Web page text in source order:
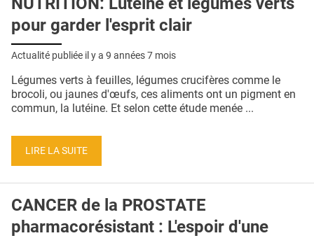
E-REVUE SAD
THÉMA
QUI SOMMES-NOUS ?
CONDITIONS GÉNÉRALES
CRÉDITS
en
pour garder l'esprit clair
Actualité publiée il y a 9 années 7 mois
Légumes verts à feuilles, légumes crucifères comme le
brocoli, ou jaunes d'œufs, ces aliments ont un pigment en
commun, la lutéine. Et selon cette étude menée ...
LIRE LA SUITE
CANCER de la PROSTATE
pharmacorésistant : L'espoir d'une